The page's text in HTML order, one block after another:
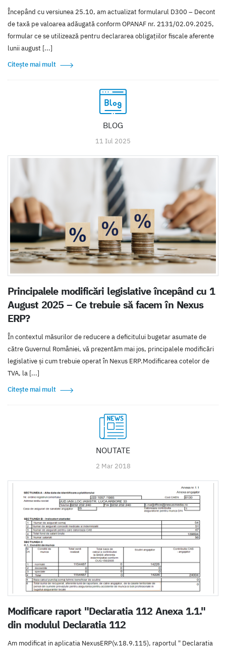
Începând cu versiunea 25.10, am actualizat formularul D300 – Decont
de taxă pe valoarea adăugată conform OPANAF nr. 2131/02.09.2025,
formular ce se utilizează pentru declararea obligațiilor fiscale aferente
lunii august [...]
Citește mai mult
BLOG
11 Iul 2025
Principalele modificări legislative începând cu 1
August 2025 – Ce trebuie să facem în Nexus
ERP?
În contextul măsurilor de reducere a deficitului bugetar asumate de
către Guvernul României, vă prezentăm mai jos, principalele modificări
legislative și cum trebuie operat în Nexus ERP.Modificarea cotelor de
TVA, la [...]
Citește mai mult
NOUTATE
2 Mar 2018
Modificare raport "Declaratia 112 Anexa 1.1."
din modulul Declaratia 112
Am modificat in aplicatia NexusERP(v.18.9.115), raportul " Declaratia